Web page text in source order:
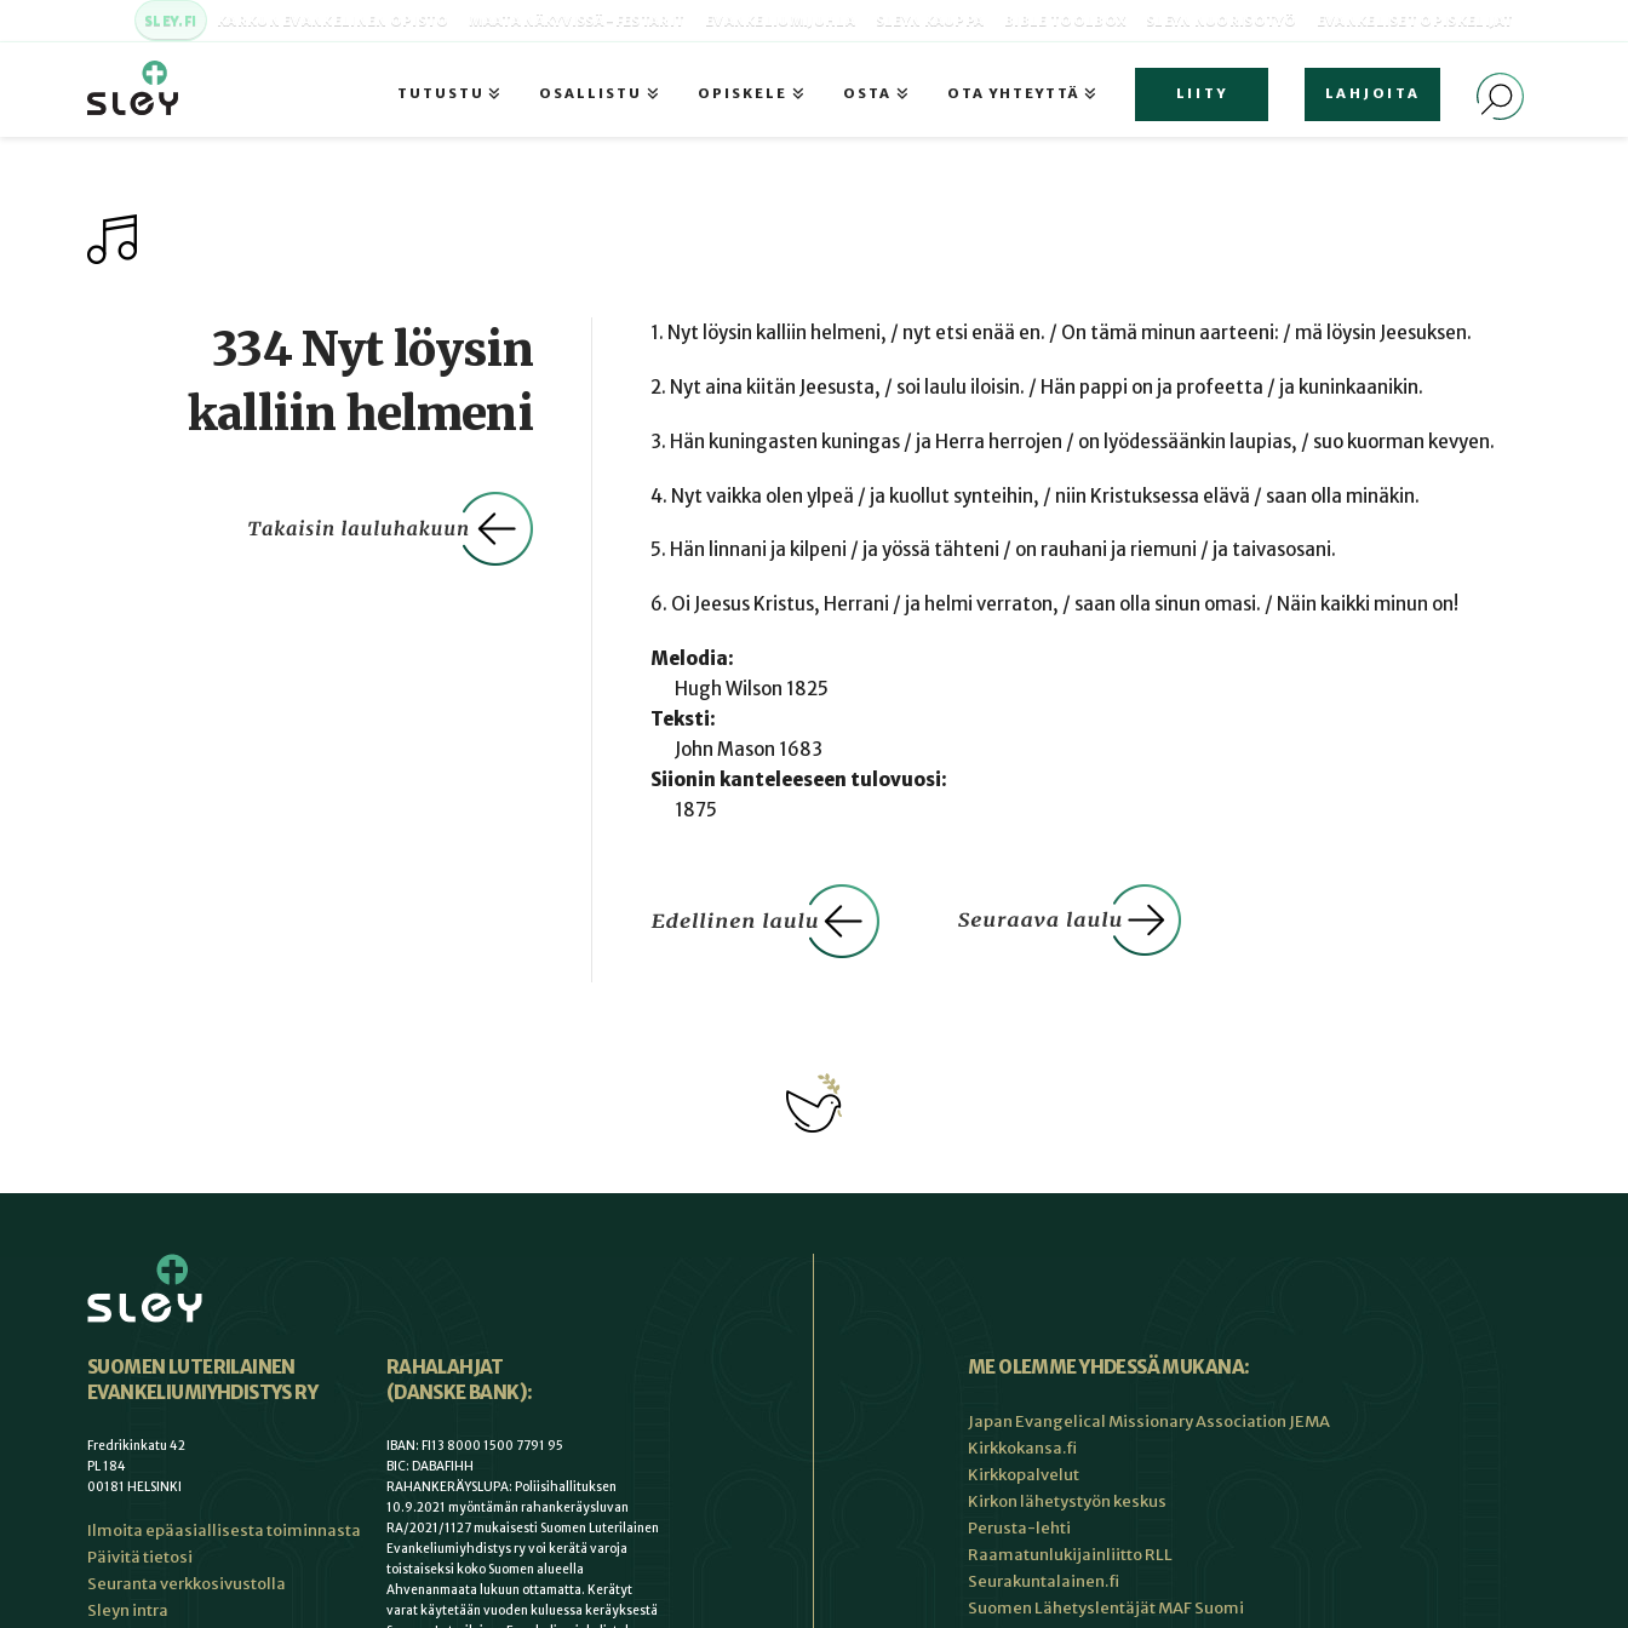
SLEY.FI KARKUN EVANKELINEN OPISTO MAATA NÄKYVISSÄ -FESTARIT EVANKELIUMIJUHLA SLEYN KAUPPA BIBLE TOOLBOX SLEYN NUORISOTYÖ EVANKELISET OPISKELIJAT
TUTUSTU OSALLISTU OPISKELE OSTA OTA YHTEYTTÄ LIITY LAHJOITA
334 Nyt löysin
kalliin helmeni
1. Nyt löysin kalliin helmeni, / nyt etsi enää en. / On tämä minun aarteeni: / mä löysin Jeesuksen.
2. Nyt aina kiitän Jeesusta, / soi laulu iloisin. / Hän pappi on ja profeetta / ja kuninkaanikin.
3. Hän kuningasten kuningas / ja Herra herrojen / on lyödessäänkin laupias, / suo kuorman kevyen.
4. Nyt vaikka olen ylpeä / ja kuollut synteihin, / niin Kristuksessa elävä / saan olla minäkin.
5. Hän linnani ja kilpeni / ja yössä tähteni / on rauhani ja riemuni / ja taivasosani.
6. Oi Jeesus Kristus, Herrani / ja helmi verraton, / saan olla sinun omasi. / Näin kaikki minun on!
Melodia:
Hugh Wilson 1825
Teksti:
John Mason 1683
Siionin kanteleeseen tulovuosi:
1875
SUOMEN LUTERILAINEN
EVANKELIUMIYHDISTYS RY
Fredrikinkatu 42
PL 184
00181 HELSINKI
Ilmoita epäasiallisesta toiminnasta
Päivitä tietosi
Seuranta verkkosivustolla
Sleyn intra
RAHALAHJAT
(DANSKE BANK):
IBAN: FI13 8000 1500 7791 95
BIC: DABAFIHH
RAHANKERÄYSLUPA: Poliisihallituksen
10.9.2021 myöntämän rahankeräysluvan
RA/2021/1127 mukaisesti Suomen Luterilainen
Evankeliumiyhdistys ry voi kerätä varoja
toistaiseksi koko Suomen alueella
Ahvenanmaata lukuun ottamatta. Kerätyt
varat käytetään vuoden kuluessa keräyksestä
ME OLEMME YHDESSÄ MUKANA:
Japan Evangelical Missionary Association JEMA
Kirkkokansa.fi
Kirkkopalvelut
Kirkon lähetystyön keskus
Perusta-lehti
Raamatunlukijainliitto RLL
Seurakuntalainen.fi
Suomen Lähetyslentäjät MAF Suomi